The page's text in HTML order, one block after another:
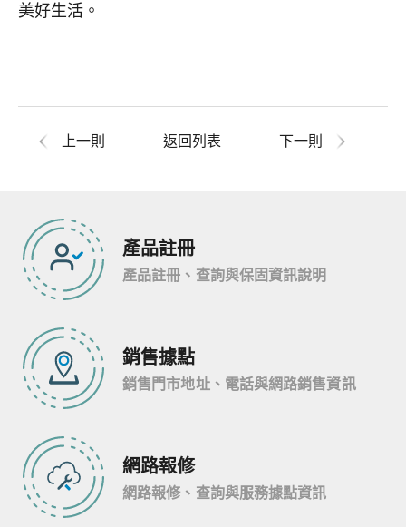
美好生活。
上一則 返回列表 下一則
產品註冊
產品註冊、查詢與保固資訊說明
銷售據點
銷售門市地址、電話與網路銷售資訊
網路報修
網路報修、查詢與服務據點資訊